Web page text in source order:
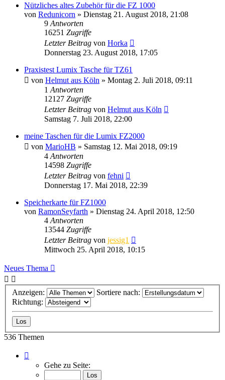
Nützliches altes Zubehör für die FZ 1000
von Redunicorn » Dienstag 21. August 2018, 21:08
9 Antworten
16251 Zugriffe
Letzter Beitrag von Horka
Donnerstag 23. August 2018, 17:05
Praxistest Lumix Tasche für TZ61
von Helmut aus Köln » Montag 2. Juli 2018, 09:11
1 Antworten
12127 Zugriffe
Letzter Beitrag von Helmut aus Köln
Samstag 7. Juli 2018, 22:00
meine Taschen für die Lumix FZ2000
von MarioHB » Samstag 12. Mai 2018, 09:19
4 Antworten
14598 Zugriffe
Letzter Beitrag von fehni
Donnerstag 17. Mai 2018, 22:39
Speicherkarte für FZ1000
von RamonSeyfarth » Dienstag 24. April 2018, 12:50
4 Antworten
13544 Zugriffe
Letzter Beitrag von jessig1
Mittwoch 25. April 2018, 10:15
Neues Thema
Anzeigen:
Sortiere nach:
Richtung:
536 Themen
von
Gehe zu Seite: